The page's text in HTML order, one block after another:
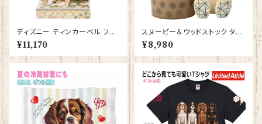
ディズニー ティンカーベル フィ
ギュア プレゼント ギフト 人形
置物 ジムショア グッズ【Disney
Traditions】ホワイトウッドラン
¥11,170
スヌーピー＆ウッドストック タピ
オカティー Snoopy JIM SHO
RE フィギュア プレゼント ギフト
グッズ お祝い 人形 置物 ジムシ
お祝い ウッドストック
¥8,980